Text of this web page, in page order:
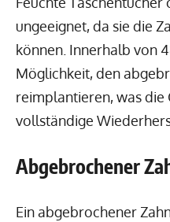
ungeeignet, da sie die
können. Innerhalb von
Möglichkeit, den
reimplantieren, was die
vollständige
Abgebrochener
Ein abgebrochener